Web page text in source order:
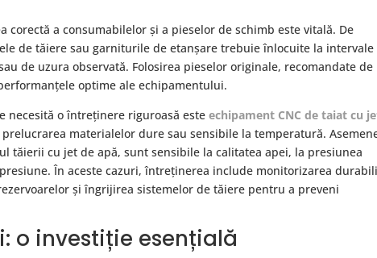
corectă a consumabilelor și a pieselor de schimb este vitală. De
de tăiere sau garniturile de etanșare trebuie înlocuite la intervale
de uzura observată. Folosirea pieselor originale, recomandate de
optime ale echipamentului.
necesită o întreținere riguroasă esteechipament CNC de taiat cu
materialelor dure sau sensibile la temperatură.
tăierii cu jet de apă, sunt sensibile la calitatea apei, la presiunea
În aceste cazuri, întreținerea include monitorizarea
și îngrijirea sistemelor de tăiere pentru a preveni
o investiție esențială